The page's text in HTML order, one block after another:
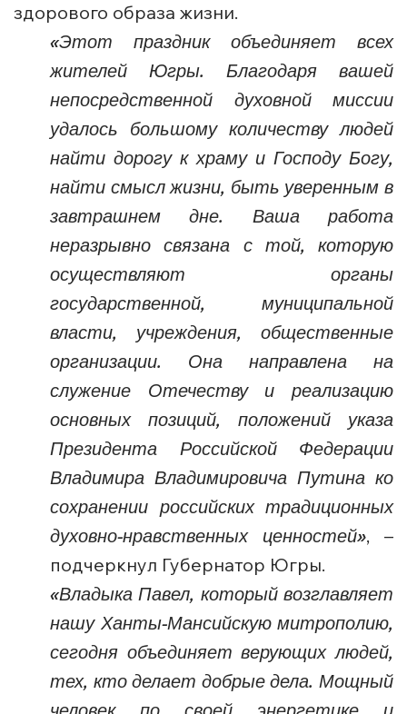
здорового образа жизни.
«Этот праздник объединяет всех
жителей Югры. Благодаря вашей
непосредственной духовной миссии
удалось большому количеству людей
найти дорогу к храму и Господу Богу,
найти смысл жизни, быть уверенным в
завтрашнем дне. Ваша работа
неразрывно связана с той, которую
осуществляют органы
государственной, муниципальной
власти, учреждения, общественные
организации. Она направлена на
служение Отечеству и реализацию
основных позиций, положений указа
Президента Российской Федерации
Владимира Владимировича Путина ко
сохранении российских традиционных
духовно-нравственных ценностей», –
подчеркнул Губернатор Югры.
«Владыка Павел, который возглавляет
нашу Ханты-Мансийскую митрополию,
сегодня объединяет верующих людей,
тех, кто делает добрые дела. Мощный